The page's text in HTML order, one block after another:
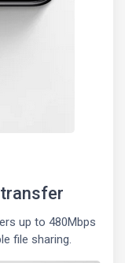
up to 480Mbps
file sharing.